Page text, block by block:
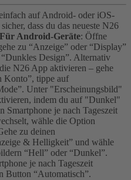
auf Android- oder iOS-
dass du das neueste N26
Für Android-Geräte: Öffne
zu “Anzeige” oder “Display”
Design”. Alternativ
N26 App aktivieren – gehe
Konto”, tippe auf
Unter "Erscheinungsbild"
indem du auf "Dunkel"
Smartphone je nach Tageszeit
wähle die Option
zu deinen
& Helligkeit” und wähle
“Hell” oder “Dunkel”.
je nach Tageszeit
Button “Automatisch”.